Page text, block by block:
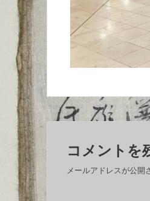
コメントを
メールアドレスが公開